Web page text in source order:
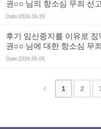
권○○ 님의 항소심 무죄 선
Date2026.06.29
후기 임신중지를 이유로
권○○ 님에 대한 항소심 무
Date2026.05.06
1 2